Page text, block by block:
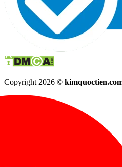
Copyright 2026 ©